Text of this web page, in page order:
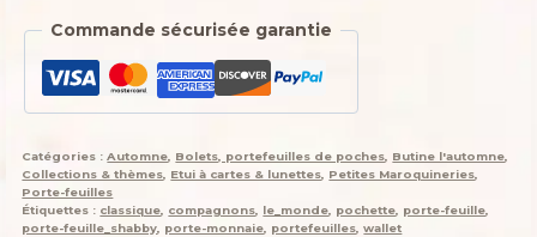
Porte-
monnaie
de
poche,
"Récolte
et
butine
Commande sécurisée garantie
Catégories :Automne, Bolets, portefeuilles de poches, Butine l'automne,
Collections & thèmes, Etui à cartes & lunettes, Petites Maroquineries,
Porte-feuilles
Étiquettes : classique, compagnons, le_monde, pochette, porte-feuille,
porte-feuille_shabby, porte-monnaie, portefeuilles,wallet